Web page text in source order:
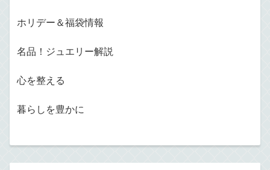
ホリデー＆福袋情報
名品！ジュエリー解説
心を整える
暮らしを豊かに